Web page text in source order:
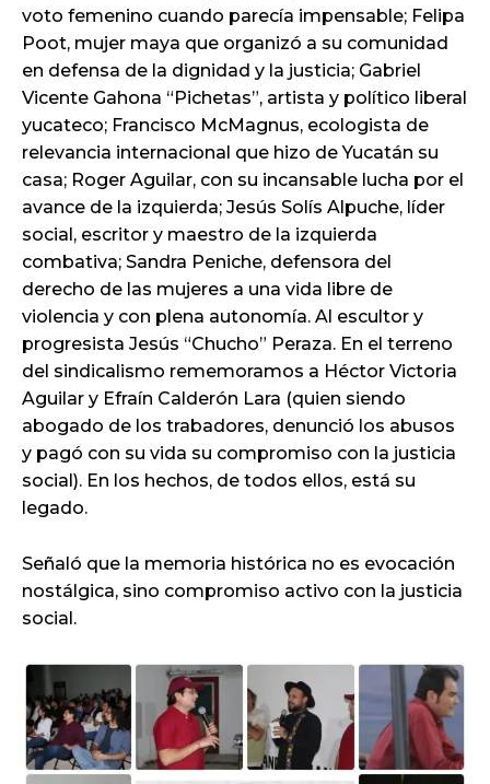
voto femenino cuando parecía impensable; Felipa
Poot, mujer maya que organizó a su comunidad
en defensa de la dignidad y la justicia; Gabriel
Vicente Gahona “Pichetas”, artista y político liberal
yucateco; Francisco McMagnus, ecologista de
relevancia internacional que hizo de Yucatán su
casa; Roger Aguilar, con su incansable lucha por el
avance de la izquierda; Jesús Solís Alpuche, líder
social, escritor y maestro de la izquierda
combativa; Sandra Peniche, defensora del
derecho de las mujeres a una vida libre de
violencia y con plena autonomía. Al escultor y
progresista Jesús “Chucho” Peraza. En el terreno
del sindicalismo rememoramos a Héctor Victoria
Aguilar y Efraín Calderón Lara (quien siendo
abogado de los trabadores, denunció los abusos
y pagó con su vida su compromiso con la justicia
social). En los hechos, de todos ellos, está su
legado.
Señaló que la memoria histórica no es evocación
nostálgica, sino compromiso activo con la justicia
social.